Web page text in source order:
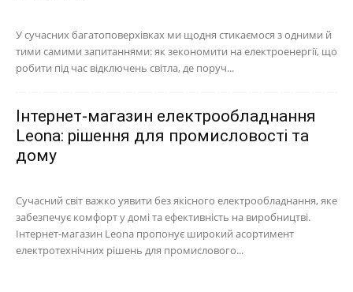
У сучасних багатоповерхівках ми щодня стикаємося з одними й
тими самими запитаннями: як зекономити на електроенергії, що
робити під час відключень світла, де поруч...
Інтернет-магазин електрообладнання
Leona: рішення для промисловості та
дому
Сучасний світ важко уявити без якісного електрообладнання, яке
забезпечує комфорт у домі та ефективність на виробництві.
Інтернет-магазин Leona пропонує широкий асортимент
електротехнічних рішень для промислового...